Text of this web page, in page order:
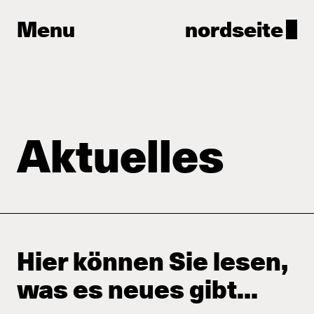
Menu nordseite
Aktuelles
Hier können Sie lesen,
was es neues gibt...